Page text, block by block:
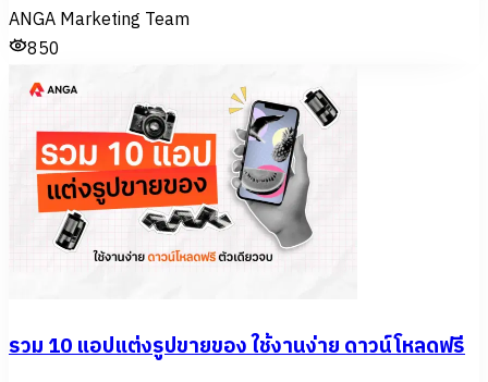
ANGA Marketing Team
850
รวม 10 แอปแต่งรูปขายของ ใช้งานง่าย ดาวน์โหลดฟรี